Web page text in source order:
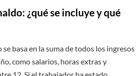
¿qué se incluye y qué
basa en la suma de todos los ingresos
como salarios, horas extras y